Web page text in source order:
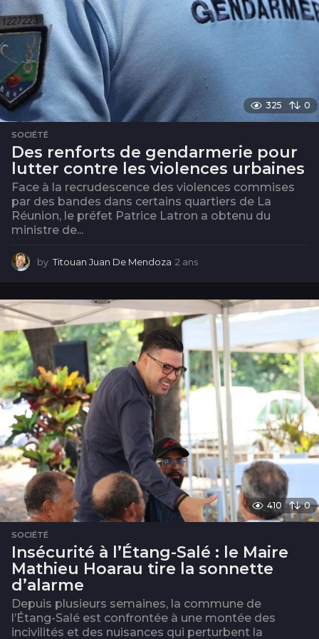
325 0
SOCIÉTÉ
Des renforts de gendarmerie pour
lutter contre les violences urbaines
Face à la recrudescence des violences commises
par des bandes dans certains quartiers de La
Réunion, le préfet Patrice Latron a obtenu du
ministre de...
by Titouan Juan De Mendoza 2 ans
s
410 0
SOCIÉTÉ
Insécurité à l’Étang-Salé : le Maire
Mathieu Hoarau tire la sonnette
d’alarme
Depuis plusieurs semaines, la commune de
l’Étang-Salé est confrontée à une montée des
incivilités et des nuisances qui perturbent la